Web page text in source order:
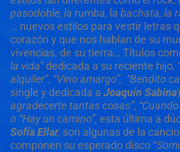
pasodoble, la rumba, la bachata, la
… nuevos estilos para vestir letras
corazón y que nos hablan de su
vivencias, de su tierra… Títulos
la vida”dedicada a su reciente hijo,
alquiler”, “Vino amargo”, “Bendito
single y dedicada a Joaquín Sabina
agradecerte tantas cosas”,
o “Hay un camino”, esta última a
Sofía Ellar, son algunas de la
componen su esperado disco “